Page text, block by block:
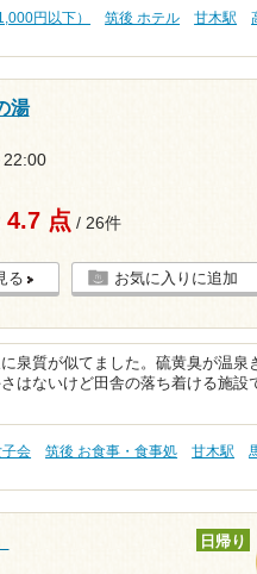
円以下） 筑後 ホテル 甘木駅
湯
22:00
4.7 点 / 26件
る お気に入りに追加
泉質が似てました。硫黄臭が温泉
はないけど田舎の落ち着ける施設
会 筑後 お食事・食事処 甘木駅
日帰り